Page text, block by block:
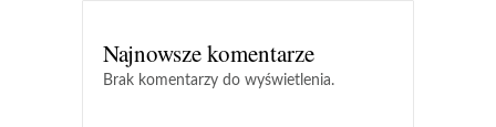
Najnowsze komentarze
Brak komentarzy do wyświetlenia.